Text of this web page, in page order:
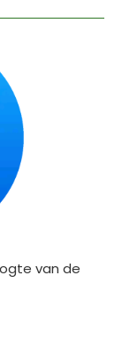
van de